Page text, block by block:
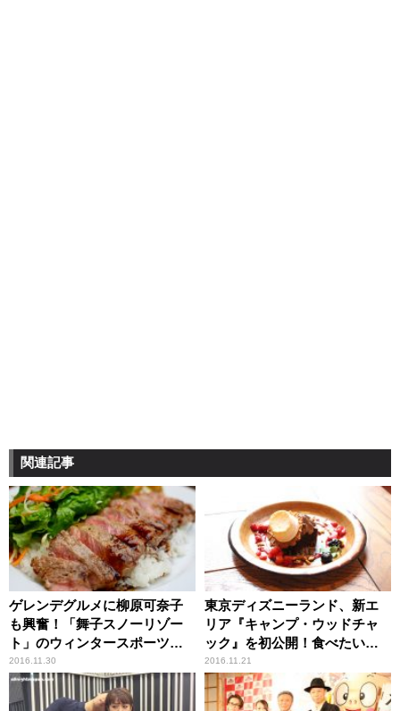
関連記事
ゲレンデグルメに柳原可奈子
も興奮！「舞子スノーリゾー
ト」のウィンタースポーツ好
きのパパママに嬉しい取り組
みとは？
2016.11.30
東京ディズニーランド、新エ
リア『キャンプ・ウッドチャ
ック』を初公開！食べたいグ
ルメも一挙登場！
2016.11.21